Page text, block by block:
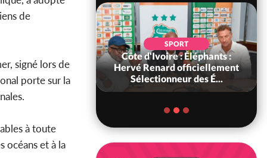
de
signé lors de
porte sur la
à toute
océans et à la
SPORT
Côte d'Ivoire : Éléphants :
Hervé Renard officiellement
Sélectionneur des É...
Côte
gouvernement
de 2 900
tr...